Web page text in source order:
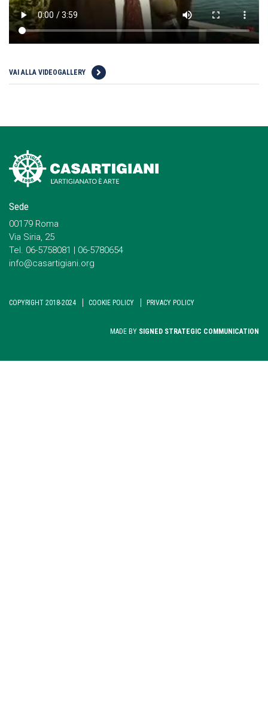
VAI ALLA VIDEOGALLERY
Sede
00179 Roma
Via Siria, 25
Tel. 06-5758081 | 06-5780654
info@casartigiani.org
COPYRIGHT 2018-2024 COOKIE POLICY PRIVACY POLICY
MADE BY SIGNED STRATEGIC COMMUNICATION